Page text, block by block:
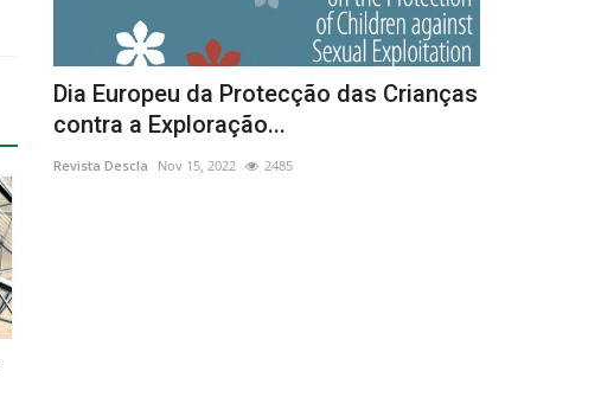
Dia Europeu da Protecção das Crianças
contra a Exploração...
Revista Descla Nov 15, 2022 2485